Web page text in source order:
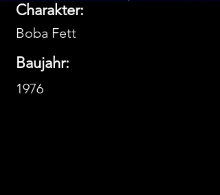
Charakter:
Boba Fett
Baujahr:
1976